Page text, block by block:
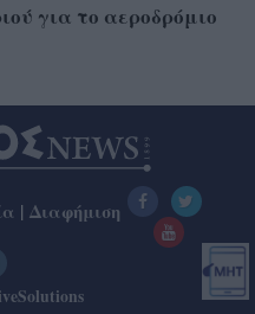
για το αεροδρόμιο
| Διαφήμιση